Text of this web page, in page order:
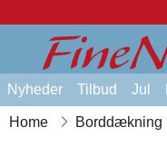
Nyheder Tilbud Jul
Home Borddækning